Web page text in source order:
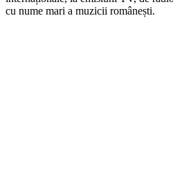
cu nume mari a muzicii românești.